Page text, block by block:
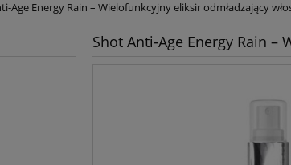
Age Energy Rain – Wielofunkcyjny eliksir odmładzający
Shot Anti-Age Energy Rain –